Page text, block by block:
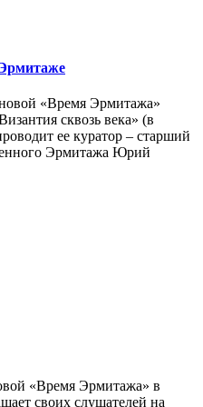
«Время Эрмитажа»
сквозь века» (в
ее куратор – старший
Эрмитажа Юрий
«Время Эрмитажа» в
своих слушателей на